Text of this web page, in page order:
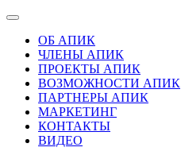
ОБ АПИК
ЧЛЕНЫ АПИК
ПРОЕКТЫ АПИК
ВОЗМОЖНОСТИ АПИК
ПАРТНЕРЫ АПИК
МАРКЕТИНГ
КОНТАКТЫ
ВИДЕО